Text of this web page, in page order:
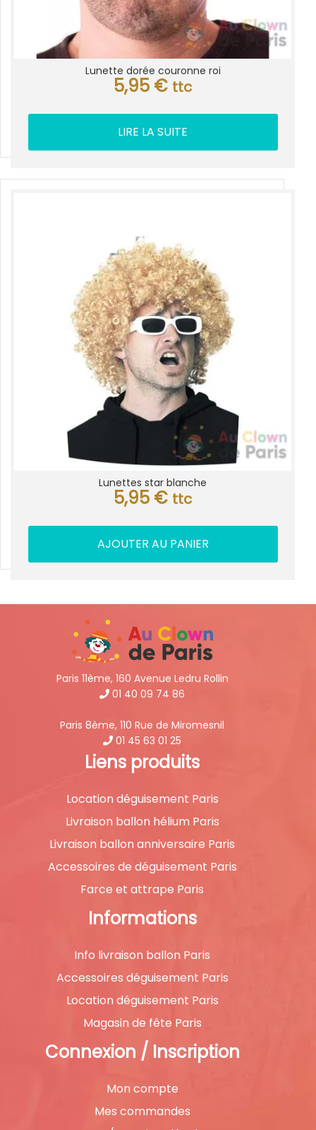
Lunette dorée couronne roi
5,95 € ttc
LIRE LA SUITE
Lunettes star blanche
5,95 € ttc
AJOUTER AU PANIER
Paris 11ème, 160 Avenue Ledru Rollin
01 40 09 74 86
Paris 8ème, 110 Rue de Miromesnil
01 45 63 01 25
Liens produits
Location déguisement Paris
Livraison ballon hélium Paris
Livraison ballon anniversaire Paris
Accessoires de déguisement Paris
Farce et attrape Paris
Informations
Info livraison ballon Paris
Accessoires déguisement Paris
Location déguisement Paris
Magasin de fête Paris
Connexion / Inscription
Mon compte
Mes commandes